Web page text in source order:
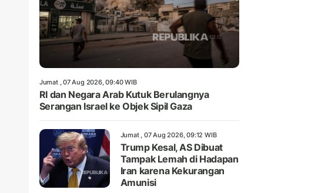
Jumat , 07 Aug 2026, 09:40 WIB
RI dan Negara Arab Kutuk Berulangnya
Serangan Israel ke Objek Sipil Gaza
Jumat , 07 Aug 2026, 09:12 WIB
Trump Kesal, AS Dibuat
Tampak Lemah di Hadapan
Iran karena Kekurangan
Amunisi